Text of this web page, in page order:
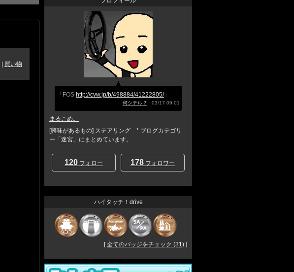
買い物
「FOS http://cvw.jp/b/498884/41222805/」
何シテル？ 03/17 09:01
まるこめ。
[興味があるもの] ステアリング * ブログカテゴリ
ー「迷宮」にまとめています。
120 フォロー 178 フォロワー
ハイタッチ！drive
[全てのバッジをチェック (31) ]